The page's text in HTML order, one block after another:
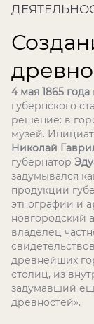
4 мая 1865 года
губернского
решение: в
музей.
Николай
губернатор
задумывался
продукции
этнографии и
новгородский
владелец
древнейших
столиц, из
задумавший
древностей».